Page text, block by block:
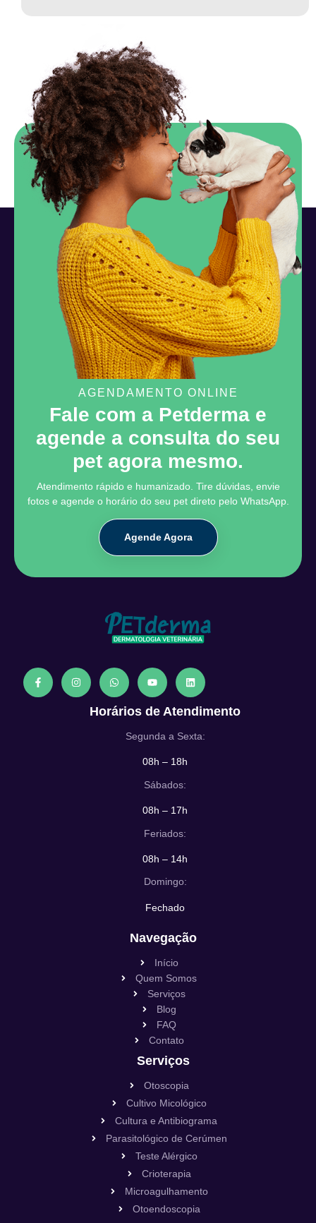
AGENDAMENTO ONLINE
Fale com a Petderma e
agende a consulta do seu
pet agora mesmo.
Atendimento rápido e humanizado. Tire dúvidas, envie
fotos e agende o horário do seu pet direto pelo WhatsApp.
Agende Agora
Horários de Atendimento
Segunda a Sexta:
08h – 18h
Sábados:
08h – 17h
Feriados:
08h – 14h
Domingo:
Fechado
Navegação
Início
Quem Somos
Serviços
Blog
FAQ
Contato
Serviços
Otoscopia
Cultivo Micológico
Cultura e Antibiograma
Parasitológico de Cerúmen
Teste Alérgico
Crioterapia
Microagulhamento
Otoendoscopia